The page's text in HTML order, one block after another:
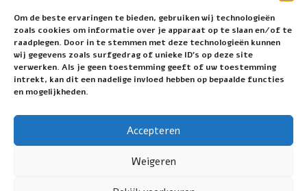
Om de beste ervaringen te bieden, gebruiken wij technologieën
zoals cookies om informatie over je apparaat op te slaan en/of te
raadplegen. Door in te stemmen met deze technologieën kunnen
wij gegevens zoals surfgedrag of unieke ID's op deze site
verwerken. Als je geen toestemming geeft of uw toestemming
intrekt, kan dit een nadelige invloed hebben op bepaalde functies
en mogelijkheden.
Accepteren
Weigeren
Mariabeeld in Oñati